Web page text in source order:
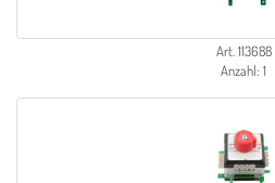
Art. 113688
Anzahl: 1